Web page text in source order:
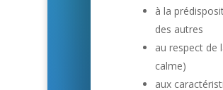
à la
des autres
au respect de
calme)
aux